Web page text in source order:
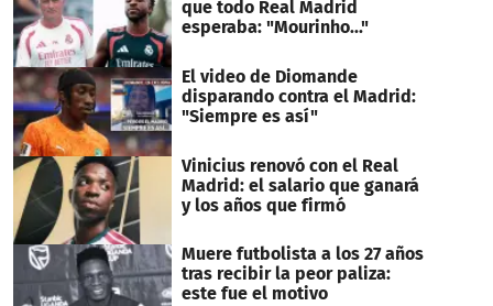
que todo Real Madrid
esperaba: "Mourinho..."
El video de Diomande
disparando contra el Madrid:
"Siempre es así"
Vinicius renovó con el Real
Madrid: el salario que ganará
y los años que firmó
Muere futbolista a los 27 años
tras recibir la peor paliza:
este fue el motivo